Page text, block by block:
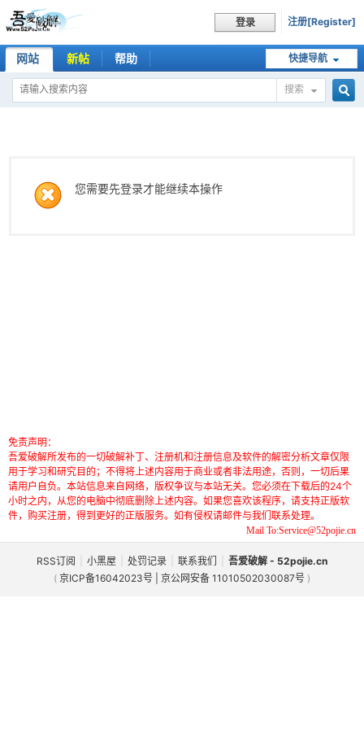
登录 注册[Register]
快捷导航
网站 新帖 帮助
搜索
您需要先登录才能继续本操作
免责声明：
吾爱破解所发布的一切破解补丁、注册机和注册信息及软件的解密分析文章仅限
用于学习和研究目的；不得将上述内容用于商业或者非法用途，否则，一切后果
请用户自负。本站信息来自网络，版权争议与本站无关。您必须在下载后的24个
小时之内，从您的电脑中彻底删除上述内容。如果您喜欢该程序，请支持正版软
件，购买注册，得到更好的正版服务。如有侵权请邮件与我们联系处理。
Mail To:Service@52pojie.cn
RSS订阅 小黑屋 处罚记录 联系我们
吾爱破解 - 52pojie.cn
( 京ICP备16042023号 | 京公网安备 11010502030087号 )